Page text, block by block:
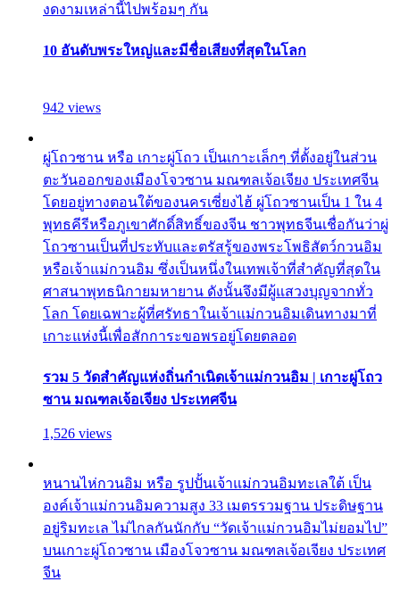
งดงามเหล่านี้ไปพร้อมๆ กัน
10 อันดับพระใหญ่และมีชื่อเสียงที่สุดในโลก
942 views
ผู่โถวซาน หรือ เกาะผู่โถว เป็นเกาะเล็กๆ ที่ตั้งอยู่ในส่วน
ตะวันออกของเมืองโจวซาน มณฑลเจ้อเจียง ประเทศจีน
โดยอยู่ทางตอนใต้ของนครเซี่ยงไฮ้ ผู่โถวซานเป็น 1 ใน 4
พุทธคีรีหรือภูเขาศักดิ์สิทธิ์ของจีน ชาวพุทธจีนเชื่อกันว่าผู่
โถวซานเป็นที่ประทับและตรัสรู้ของพระโพธิสัตว์กวนอิม
หรือเจ้าแม่กวนอิม ซึ่งเป็นหนึ่งในเทพเจ้าที่สำคัญที่สุดใน
ศาสนาพุทธนิกายมหายาน ดังนั้นจึงมีผู้แสวงบุญจากทั่ว
โลก โดยเฉพาะผู้ที่ศรัทธาในเจ้าแม่กวนอิมเดินทางมาที่
เกาะแห่งนี้เพื่อสักการะขอพรอยู่โดยตลอด
รวม 5 วัดสำคัญแห่งถิ่นกำเนิดเจ้าแม่กวนอิม | เกาะผู่โถว
ซาน มณฑลเจ้อเจียง ประเทศจีน
1,526 views
หนานไห่กวนอิม หรือ รูปปั้นเจ้าแม่กวนอิมทะเลใต้ เป็น
องค์เจ้าแม่กวนอิมความสูง 33 เมตรรวมฐาน ประดิษฐาน
อยู่ริมทะเล ไม่ไกลกันนักกับ “วัดเจ้าแม่กวนอิมไม่ยอมไป”
บนเกาะผู่โถวซาน เมืองโจวซาน มณฑลเจ้อเจียง ประเทศ
จีน